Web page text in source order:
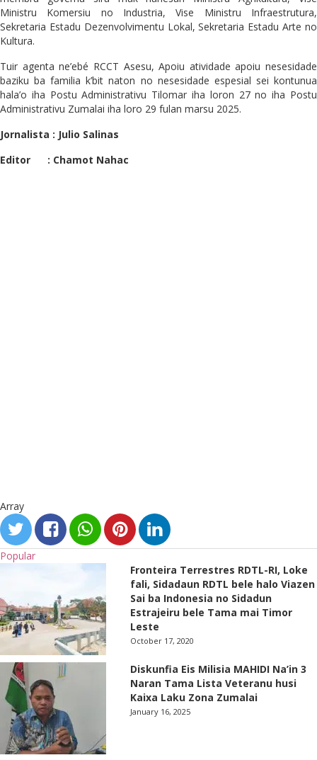
Ministru Komersiu no Industria, Vise Ministru Infraestrutura,
Sekretaria Estadu Dezenvolvimentu Lokal, Sekretaria Estadu Arte no
Kultura.
Tuir agenta ne’ebé RCCT Asesu, Apoiu atividade apoiu nesesidade
baziku ba familia k’bit naton no nesesidade espesial sei kontunua
hala’o iha Postu Administrativu Tilomar iha loron 27 no iha Postu
Administrativu Zumalai iha loro 29 fulan marsu 2025.
Jornalista : Julio Salinas
Editor : Chamot Nahac
Array
Popular
Fronteira Terrestres RDTL-RI, Loke
fali, Sidadaun RDTL bele halo Viazen
Sai ba Indonesia no Sidadun
Estrajeiru bele Tama mai Timor
Leste
October 17, 2020
Diskunfia Eis Milisia MAHIDI Na’in 3
Naran Tama Lista Veteranu husi
Kaixa Laku Zona Zumalai
January 16, 2025